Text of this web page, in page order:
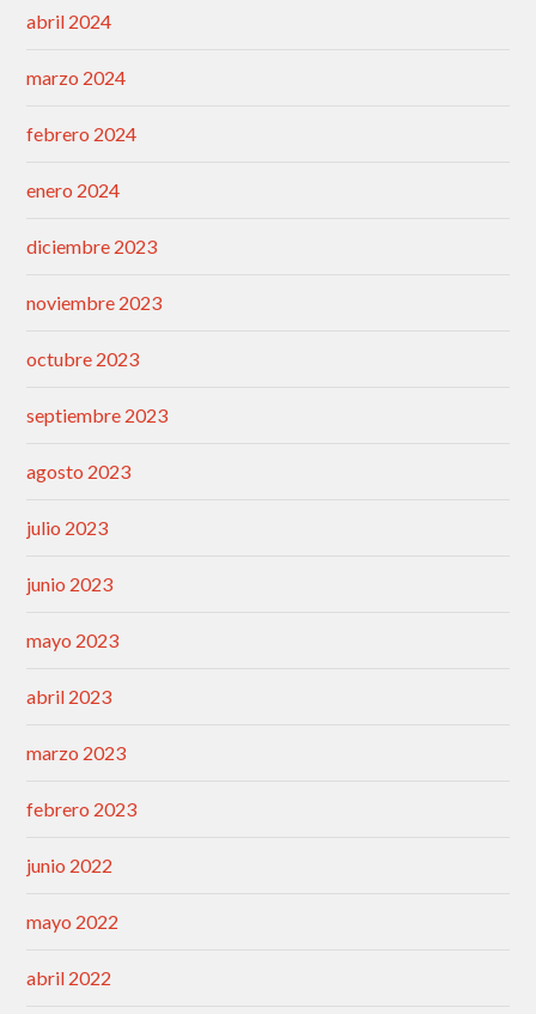
abril 2024
marzo 2024
febrero 2024
enero 2024
diciembre 2023
noviembre 2023
octubre 2023
septiembre 2023
agosto 2023
julio 2023
junio 2023
mayo 2023
abril 2023
marzo 2023
febrero 2023
junio 2022
mayo 2022
abril 2022